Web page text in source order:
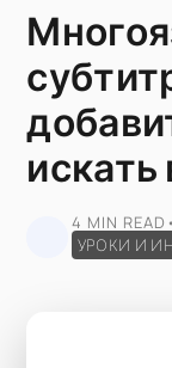
искать
4 MIN READ •
УРОКИ И